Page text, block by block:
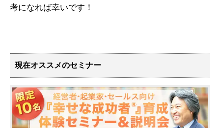
考になれば幸いです！
現在オススメのセミナー